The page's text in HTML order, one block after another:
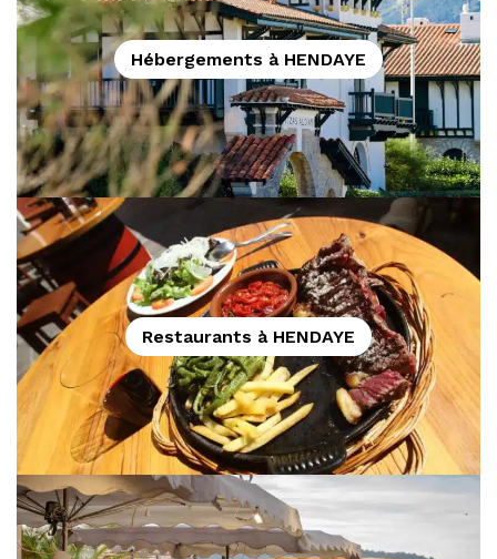
Hébergements à HENDAYE
Restaurants à HENDAYE